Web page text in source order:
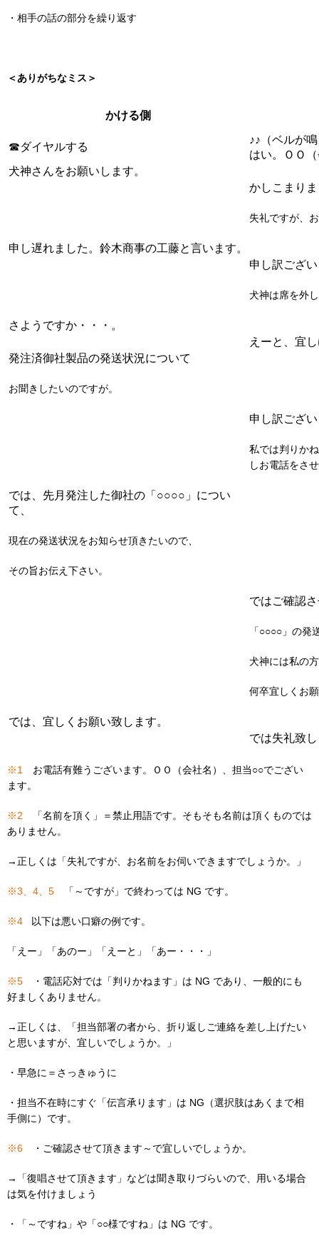
・相手の話の部分を繰り返す
＜ありがちなミス＞
かける側
☎ダイヤルする
♪♪（ベルが
はい。ＯＯ
犬神さんをお願いします。
かしこまり
失礼ですが、
申し遅れました。鈴木商事の工藤と言います。
申し訳ござ
犬神は席を外
さようですか・・・。
えーと、宜
発注済御社製品の発送状況について
お聞きしたいのですが。
申し訳ござ
私では判りか
しお電話をさ
では、先月発注した御社の「○○○○」につい
て、
現在の発送状況をお知らせ頂きたいので、
その旨お伝え下さい。
ではご確認
「○○○○」の発
犬神には私の
何卒宜しくお
では、宜しくお願い致します。
では失礼致
※1 お電話有難うございます。ＯＯ（会社名）、担当○○でござい
ます。
※2 「名前を頂く」＝禁止用語です。そもそも名前は頂くものでは
ありません。
→正しくは「失礼ですが、お名前をお伺いできますでしょうか。」
※3、4、5 「～ですが」で終わっては NG です。
※4 以下は悪い口癖の例です。
「えー」「あのー」「えーと」「あー・・・」
※5 ・電話応対では「判りかねます」は NG であり、一般的にも
好ましくありません。
→正しくは、「担当部署の者から、折り返しご連絡を差し上げたい
と思いますが、宜しいでしょうか。」
・早急に＝さっきゅうに
・担当不在時にすぐ「伝言承ります」は NG（選択肢はあくまで相
手側に）です。
※6 ・ご確認させて頂きます～で宜しいでしょうか。
→「復唱させて頂きます」などは聞き取りづらいので、用いる場合
は気を付けましょう
・「～ですね」や「○○様ですね」は NG です。